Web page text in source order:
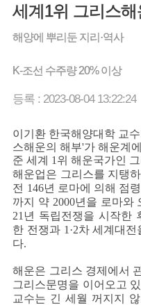
세계1위 그리스
해양에 뿌리둔 지리·역사
K-조선 수주량 20% 이상
등록 : 2023-08-04 13:22:24
이기환 한국해양대학 교
스해운의 해부'가 해운계
준 세계 1위 해운국가인
해운업은 그리스를 지탱
전 146년 로마에 의해 점
까지 약 2000년을 로마와
21년 독립전쟁을 시작한
한 전쟁과 1·2차 세계대
다.
해운은 그리스 경제에서
그리스문명을 이어오고
교수는 긴 세월 꺼지지